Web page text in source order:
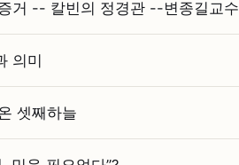
거 -- 칼빈의 정경관 --변종길교수
의미
셋째하늘